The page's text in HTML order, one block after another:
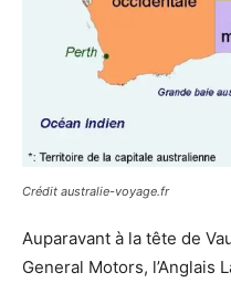
Crédit australie-voyage.fr
Auparavant à la tête de
General Motors, l’Anglais